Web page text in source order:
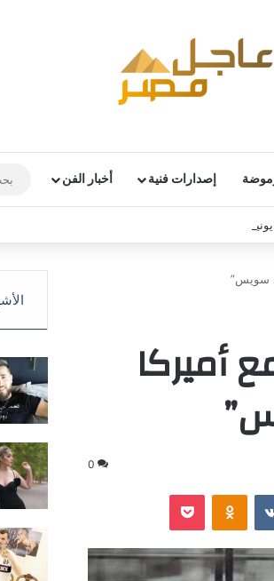
وموضة إصدارات فنية أخبار الفن
سويس”
أميركا
0
‏VKontakte
Odnoklassniki
‫Pocket